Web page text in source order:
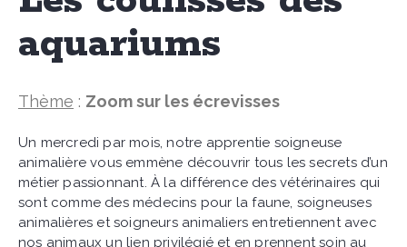
aquariums
Thème : Zoom sur les écrevisses
Un mercredi par mois, notre apprentie soigneuse
animalière vous emmène découvrir tous les secrets d’un
métier passionnant. À la différence des vétérinaires qui
sont comme des médecins pour la faune, soigneuses
animalières et soigneurs animaliers entretiennent avec
nos animaux un lien privilégié et en prennent soin au